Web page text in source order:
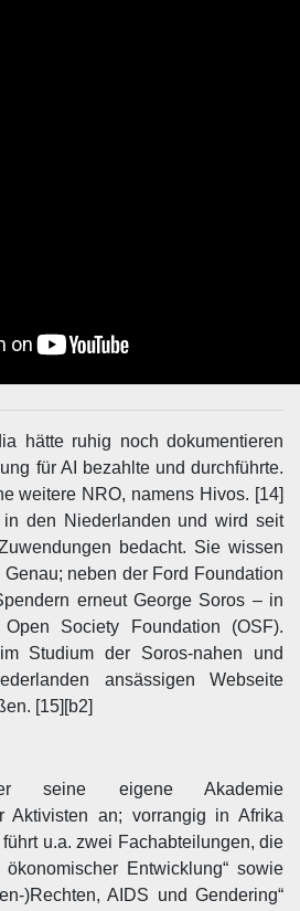
hätte ruhig noch dokumentieren
für AI bezahlte und durchführte.
weitere NRO, namens Hivos. [14]
den Niederlanden und wird seit
bedacht. Sie wissen
neben der Ford Foundation
erneut George Soros – in
Society Foundation (OSF).
Studium der Soros-nahen und
ansässigen Webseite
[15][b2]
seine eigene Akademie
Aktivisten an; vorrangig in Afrika
u.a. zwei Fachabteilungen, die
Entwicklung“ sowie
)Rechten, AIDS und Gendering“